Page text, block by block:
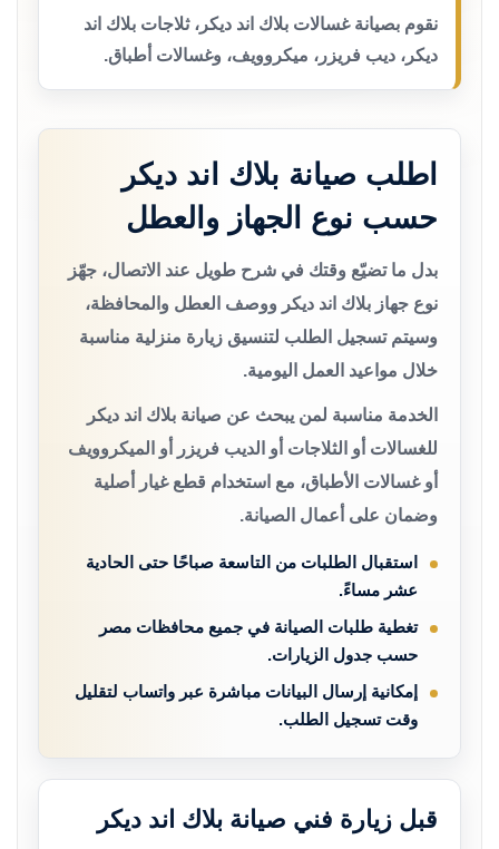
نقوم بصيانة غسالات بلاك اند ديكر، ثلاجات بلاك اند
ديكر، ديب فريزر، ميكروويف، وغسالات أطباق.
اطلب صيانة بلاك اند ديكر
حسب نوع الجهاز والعطل
بدل ما تضيّع وقتك في شرح طويل عند الاتصال، جهّز
نوع جهاز بلاك اند ديكر ووصف العطل والمحافظة،
وسيتم تسجيل الطلب لتنسيق زيارة منزلية مناسبة
خلال مواعيد العمل اليومية.
الخدمة مناسبة لمن يبحث عن صيانة بلاك اند ديكر
للغسالات أو الثلاجات أو الديب فريزر أو الميكروويف
أو غسالات الأطباق، مع استخدام قطع غيار أصلية
وضمان على أعمال الصيانة.
استقبال الطلبات من التاسعة صباحًا حتى الحادية
عشر مساءً.
تغطية طلبات الصيانة في جميع محافظات مصر
حسب جدول الزيارات.
إمكانية إرسال البيانات مباشرة عبر واتساب لتقليل
وقت تسجيل الطلب.
قبل زيارة فني صيانة بلاك اند ديكر